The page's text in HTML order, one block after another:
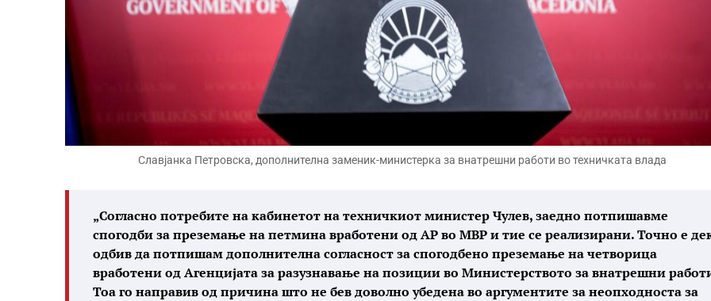
Славјанка Петровска, дополнителна заменик-министерка за внатрешни работи во техничката влада
„Согласно потребите на кабинетот на техничкиот министер Чулев, заедно потпишавме
спогодби за преземање на петмина вработени од АР во МВР и тие се реализирани. Точно е
одбив да потпишам дополнителна согласност за спогодбено преземање на четворица
вработени од Агенцијата за разузнавање на позиции во Министерството за внатрешни
Тоа го направив од причина што не бев доволно убедена во аргументите за неопходноста за